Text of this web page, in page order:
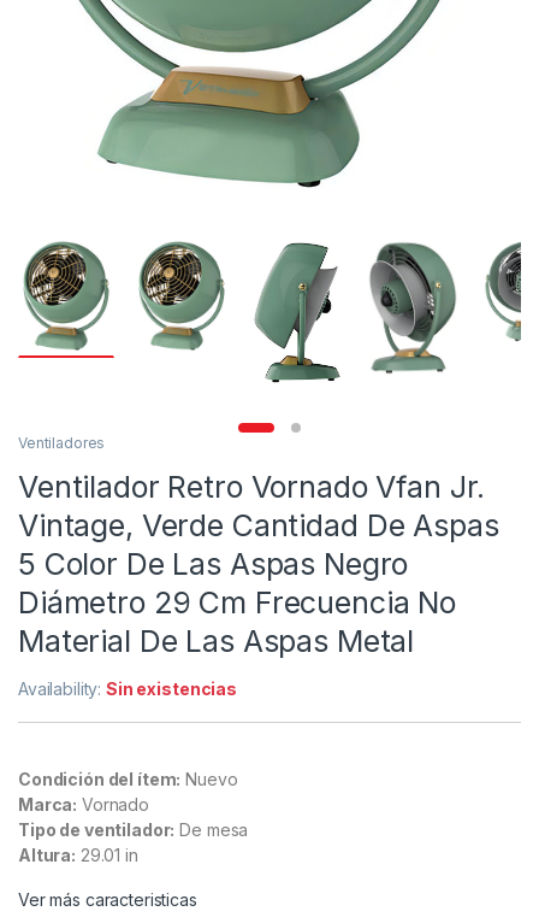
Ventiladores
Ventilador Retro Vornado Vfan Jr.
Vintage, Verde Cantidad De Aspas
5 Color De Las Aspas Negro
Diámetro 29 Cm Frecuencia No
Material De Las Aspas Metal
Availability:Sin existencias
Condición del ítem: Nuevo
Marca: Vornado
Tipo de ventilador: De mesa
Altura: 29.01 in
Ver más caracteristicas